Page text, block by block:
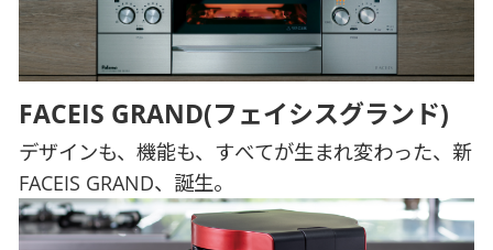
FACEIS GRAND(フェイシスグランド)
デザインも、機能も、すべてが生まれ変わった、新
FACEIS GRAND、誕生。